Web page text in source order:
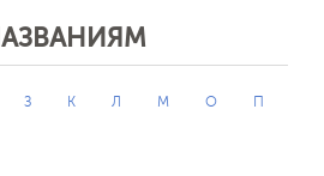
З К Л М О П